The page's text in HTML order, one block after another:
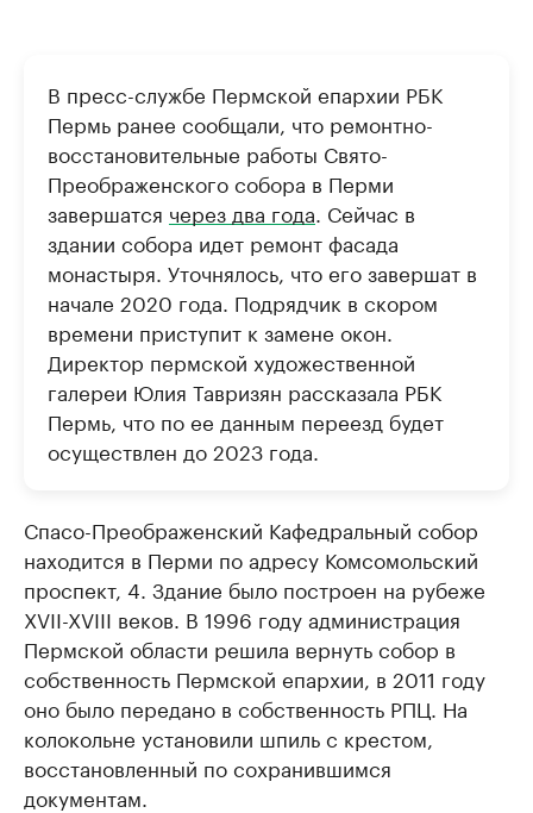
В пресс-службе Пермской епархии РБК
Пермь ранее сообщали, что ремонтно-
восстановительные работы Свято-
Преображенского собора в Перми
завершатся через два года . Сейчас в
здании собора идет ремонт фасада
монастыря. Уточнялось, что его завершат в
начале 2020 года. Подрядчик в скором
времени приступит к замене окон.
Директор пермской художественной
галереи Юлия Тавризян рассказала РБК
Пермь, что по ее данным переезд будет
осуществлен до 2023 года.
Спасо-Преображенский Кафедральный собор
находится в Перми по адресу Комсомольский
проспект, 4. Здание было построен на рубеже
XVII-XVIII веков. В 1996 году администрация
Пермской области решила вернуть собор в
собственность Пермской епархии, в 2011 году
оно было передано в собственность РПЦ. На
колокольне установили шпиль с крестом,
восстановленный по сохранившимся
документам.